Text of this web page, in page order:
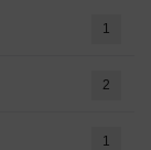
1
2
1